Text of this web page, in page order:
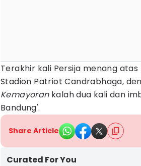
Terakhir kali Persija menang
Stadion Patriot Candrabhaga,
Kemayorankalah dua kali dan
Bandung'.
Share Article
Curated For You